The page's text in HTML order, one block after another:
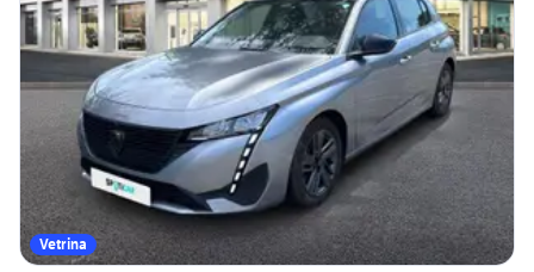
Vetrina